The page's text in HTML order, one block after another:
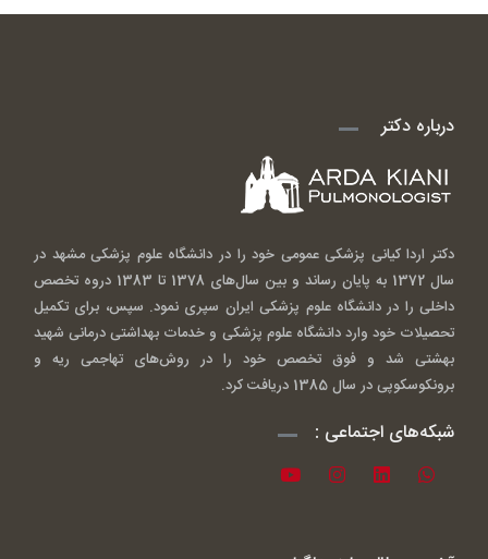
درباره دکتر
دکتر اردا کیانی پزشکی عمومی خود را در دانشگاه علوم پزشکی مشهد در
سال 1372 به پایان رساند و بین سال‌های 1378 تا 1383 دروه تخصص
داخلی را در دانشگاه علوم پزشکی ایران سپری نمود. سپس، برای تکمیل
تحصیلات خود وارد دانشگاه علوم پزشکی و خدمات بهداشتی درمانی شهید
بهشتی شد و فوق تخصص خود را در روش‌های تهاجمی ریه و
برونکوسکوپی در سال 1385 دریافت کرد.
شبکه‌های اجتماعی :